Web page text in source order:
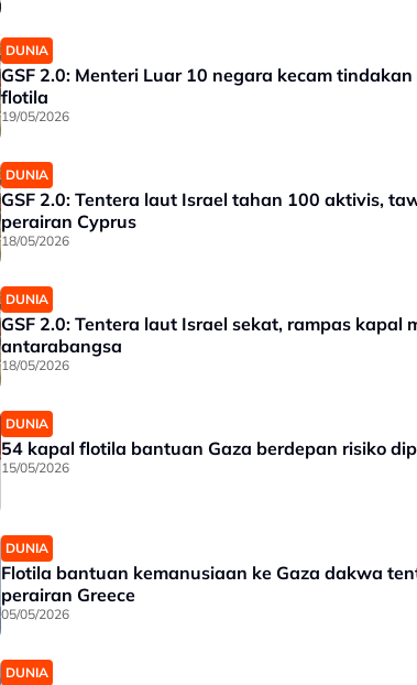
DUNIA
GSF 2.0: Menteri Luar 10 negara kecam
flotila
19/05/2026
DUNIA
GSF 2.0: Tentera laut Israel tahan 100 aktivis,
perairan Cyprus
18/05/2026
DUNIA
GSF 2.0: Tentera laut Israel sekat, rampas kapal
antarabangsa
18/05/2026
DUNIA
54 kapal flotila bantuan Gaza berdepan risiko
15/05/2026
DUNIA
Flotila bantuan kemanusiaan ke Gaza dakwa
perairan Greece
05/05/2026
DUNIA